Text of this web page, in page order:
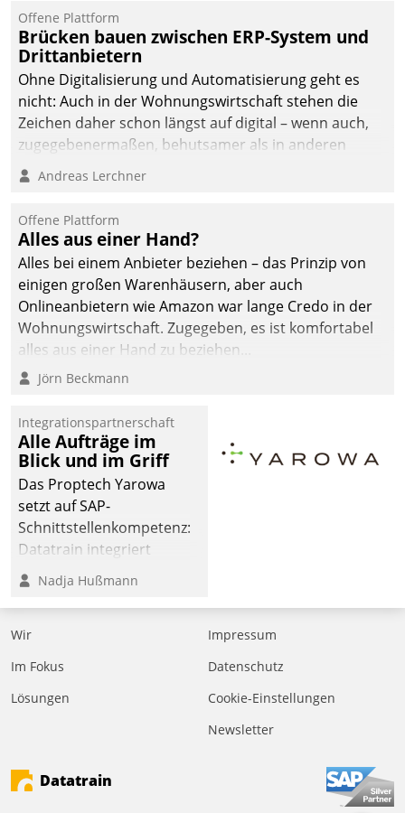
Offene Plattform
Brücken bauen zwischen ERP-System und
Drittanbietern
Ohne Digitalisierung und Automatisierung geht es
nicht: Auch in der Wohnungswirtschaft stehen die
Zeichen daher schon längst auf digital – wenn auch,
zugegebenermaßen, behutsamer als in anderen
Branchen.
Andreas Lerchner
Offene Plattform
Alles aus einer Hand?
Alles bei einem Anbieter beziehen – das Prinzip von
einigen großen Warenhäusern, aber auch
Onlineanbietern wie Amazon war lange Credo in der
Wohnungswirtschaft. Zugegeben, es ist komfortabel
alles aus einer Hand zu beziehen...
Jörn Beckmann
Integrationspartnerschaft
Alle Aufträge im
Blick und im Griff
Das Proptech Yarowa
setzt auf SAP-
Schnittstellenkompetenz:
Datatrain integriert
Yarowas Portal zur
Vergabe und Verwaltung
von Aufträgen der
operativen
Instandhaltung in die
deutscher
den Weg vom
Mieteranliegen zum
Nadja Hußmann
Wir
Im Fokus
Lösungen
Impressum
Datenschutz
Cookie-Einstellungen
Newsletter
Datatrain